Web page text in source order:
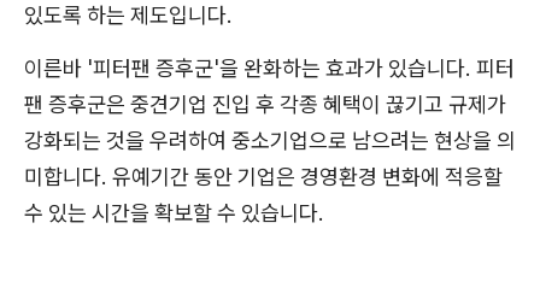
있도록 하는 제도입니다.
이른바 '피터팬 증후군'을 완화하는 효과가 있습니다. 피터
팬 증후군은 중견기업 진입 후 각종 혜택이 끊기고 규제가
강화되는 것을 우려하여 중소기업으로 남으려는 현상을 의
미합니다. 유예기간 동안 기업은 경영환경 변화에 적응할
수 있는 시간을 확보할 수 있습니다.